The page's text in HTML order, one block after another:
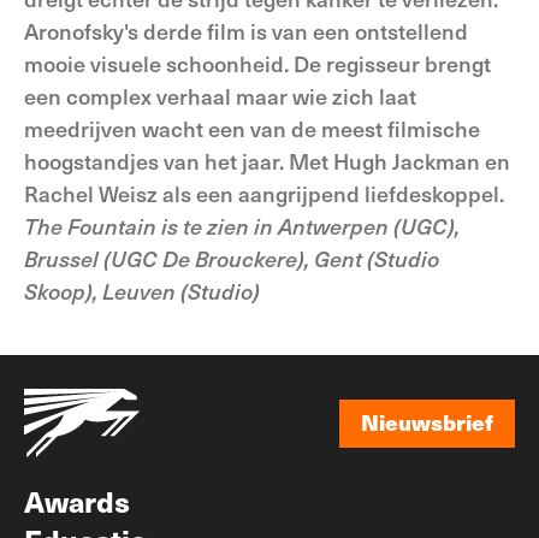
Aronofsky's derde film is van een ontstellend
mooie visuele schoonheid. De regisseur brengt
een complex verhaal maar wie zich laat
meedrijven wacht een van de meest filmische
hoogstandjes van het jaar. Met Hugh Jackman en
Rachel Weisz als een aangrijpend liefdeskoppel.
The Fountain is te zien in Antwerpen (UGC),
Brussel (UGC De Brouckere), Gent (Studio
Skoop), Leuven (Studio)
Nieuwsbrief
Awards